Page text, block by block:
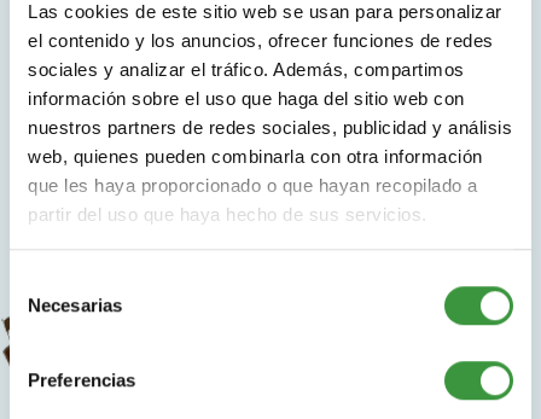
Las cookies de este sitio web se usan para personalizar
el contenido y los anuncios, ofrecer funciones de redes
sociales y analizar el tráfico. Además, compartimos
información sobre el uso que haga del sitio web con
nuestros partners de redes sociales, publicidad y análisis
web, quienes pueden combinarla con otra información
que les haya proporcionado o que hayan recopilado a
partir del uso que haya hecho de sus servicios.
consentimiento
Necesarias
Preferencias
Monkey Town
¿Vendrás a nuestro paraíso
indoor a jugar?
Monkey Town Barcelona